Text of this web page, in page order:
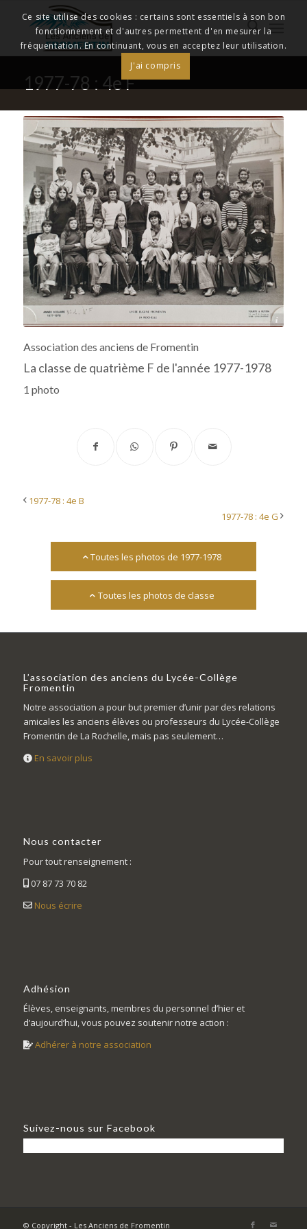
1977-78 : 4e F
Archives départementales 17
Association des anciens de Fromentin
La classe de quatrième F de l'année 1977-1978
1 photo
1977-78 : 4e B
1977-78 : 4e G
Toutes les photos de 1977-1978
Toutes les photos de classe
L’association des anciens du Lycée-Collège
Fromentin
Notre association a pour but premier d’unir par des relations
amicales les anciens élèves ou professeurs du Lycée-Collège
Fromentin de La Rochelle, mais pas seulement…
En savoir plus
Nous contacter
Pour tout renseignement :
07 87 73 70 82
Nous écrire
Adhésion
Élèves, enseignants, membres du personnel d’hier et
d’aujourd’hui, vous pouvez soutenir notre action :
Adhérer à notre association
Suivez-nous sur Facebook
© Copyright - Les Anciens de Fromentin
Ce site utilise des cookies : certains sont essentiels à son bon
fonctionnement et d'autres permettent d'en mesurer la
fréquentation. En continuant, vous en acceptez leur utilisation.
J'ai compris